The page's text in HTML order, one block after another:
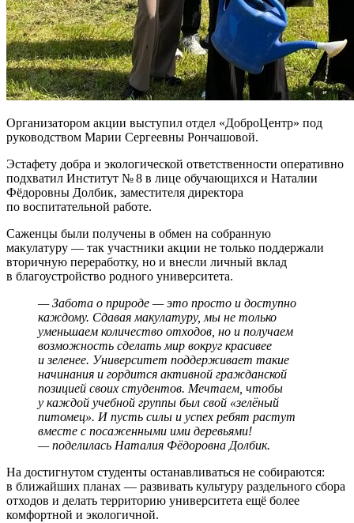
Организатором акции выступил отдел «ДоброЦентр» под
руководством Марии Сергеевны Рончашовой.
Эстафету добра и экологической ответственности оперативно
подхватил Институт № 8 в лице обучающихся и Наталии
Фёдоровны Долбик, заместителя директора
по воспитательной работе.
Саженцы были получены в обмен на собранную
макулатуру — так участники акции не только поддержали
вторичную переработку, но и внесли личный вклад
в благоустройство родного университета.
— Забота о природе — это просто и доступно
каждому. Сдавая макулатуру, мы не только
уменьшаем количество отходов, но и получаем
возможность сделать мир вокруг красивее
и зеленее. Университет поддерживает такие
начинания и гордится активной гражданской
позицией своих студентов. Мечтаем, чтобы
у каждой учебной группы был свой «зелёный
питомец». И пусть силы и успех ребят растут
вместе с посаженными ими деревьями!
— поделилась Наталия Фёдоровна Долбик.
На достигнутом студенты останавливаться не собираются:
в ближайших планах — развивать культуру раздельного сбора
отходов и делать территорию университета ещё более
комфортной и экологичной.